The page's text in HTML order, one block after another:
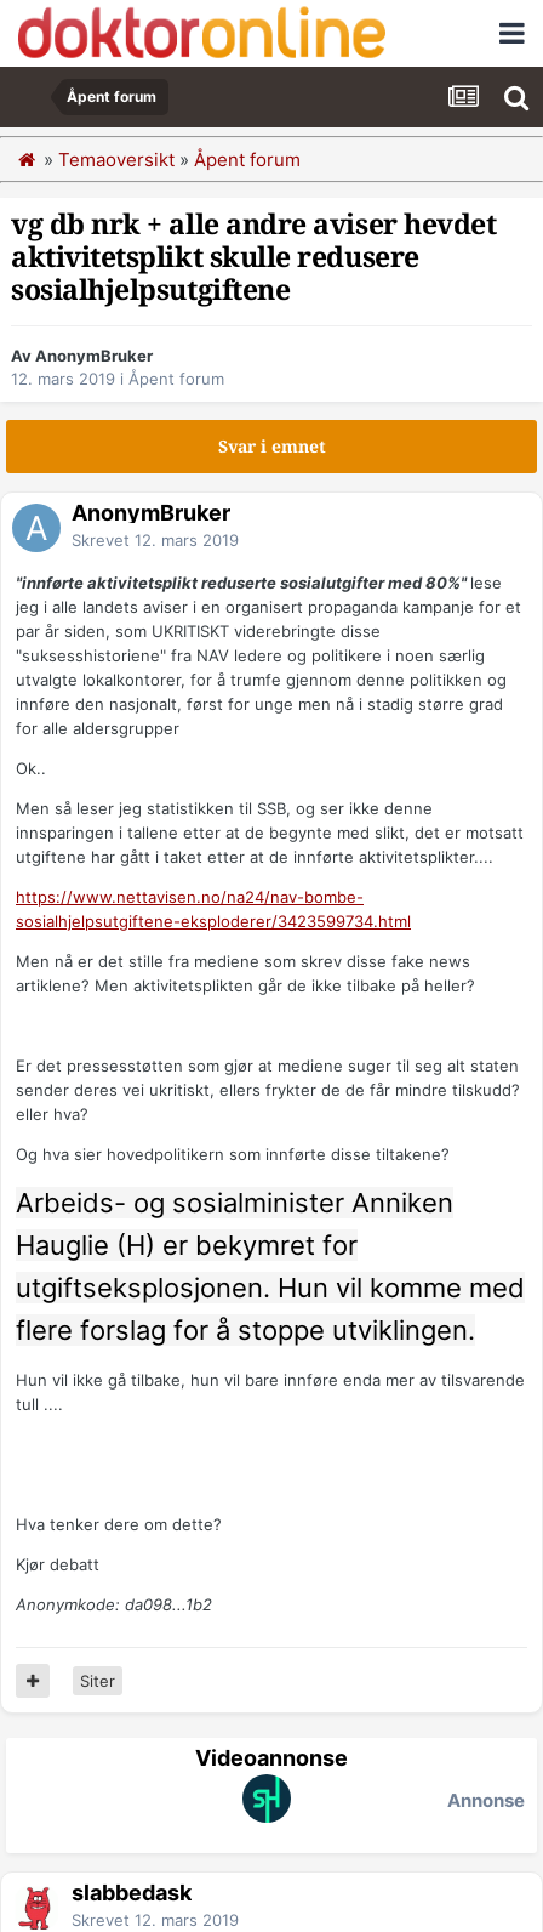
Åpent forum
» Temaoversikt » Åpent forum
vg db nrk + alle andre aviser hevdet
aktivitetsplikt skulle redusere
sosialhjelpsutgiftene
Av AnonymBruker
12. mars 2019 i Åpent forum
Svar i emnet
AnonymBruker
Skrevet 12. mars 2019
"innførte aktivitetsplikt reduserte sosialutgifter med 80%"lese
jeg i alle landets aviser i en organisert propaganda kampanje for et
par år siden, som UKRITISKT viderebringte disse
"suksesshistoriene" fra NAV ledere og politikere i noen særlig
utvalgte lokalkontorer, for å trumfe gjennom denne politikken og
innføre den nasjonalt, først for unge men nå i stadig større grad
for alle aldersgrupper
Ok..
Men så leser jeg statistikken til SSB, og ser ikke denne
innsparingen i tallene etter at de begynte med slikt, det er motsatt
utgiftene har gått i taket etter at de innførte aktivitetsplikter....
https://www.nettavisen.no/na24/nav-bombe-
sosialhjelpsutgiftene-eksploderer/3423599734.html
Men nå er det stille fra mediene som skrev disse fake news
artiklene? Men aktivitetsplikten går de ikke tilbake på heller?
Er det pressesstøtten som gjør at mediene suger til seg alt staten
sender deres vei ukritiskt, ellers frykter de de får mindre tilskudd?
eller hva?
Og hva sier hovedpolitikern som innførte disse tiltakene?
Arbeids- og sosialminister Anniken
Hauglie (H) er bekymret for
utgiftseksplosjonen. Hun vil komme med
flere forslag for å stoppe utviklingen.
Hun vil ikke gå tilbake, hun vil bare innføre enda mer av tilsvarende
tull ....
Hva tenker dere om dette?
Kjør debatt
Anonymkode: da098...1b2
Siter
Videoannonse
Annonse
slabbedask
Skrevet 12. mars 2019